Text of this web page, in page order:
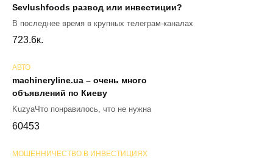
Sevlushfoods развод или инвестиции?
В последнее время в крупных телеграм-каналах
723.6к.
АВТО
machineryline.ua – очень много
объявлений по Киеву
KuzyaЧто понравилось, что не нужна
60453
МОШЕННИЧЕСТВО В ИНВЕСТИЦИЯХ